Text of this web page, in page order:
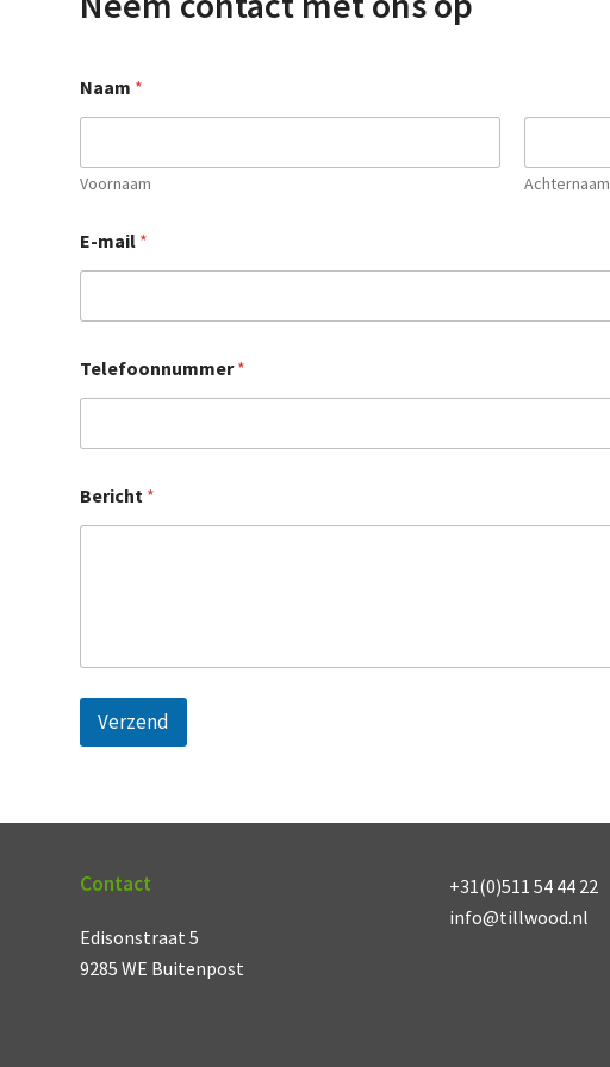
Naam *
Voornaam Achternaam
e
l
f
o
n
n
m
e
E-mail *
Telefoonnummer*
Bericht *
Verzend
Contact
Edisonstraat 5
9285 WE Buitenpost
+31(0)511 54 44 22
info@tillwood.nl